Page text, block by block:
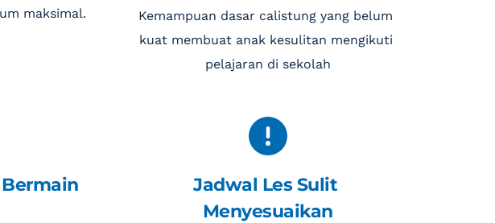
maksimal.
Kemampuan dasar calistung yang belum
kuat membuat anak kesulitan mengikuti
pelajaran di sekolah
Jadwal Les Sulit
Menyesuaikan